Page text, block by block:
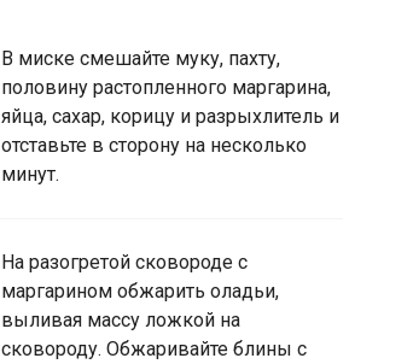
В миске смешайте муку, пахту,
половину растопленного маргарина,
яйца, сахар, корицу и разрыхлитель и
отставьте в сторону на несколько
минут.
На разогретой сковороде с
маргарином обжарить оладьи,
выливая массу ложкой на
сковороду. Обжаривайте блины с